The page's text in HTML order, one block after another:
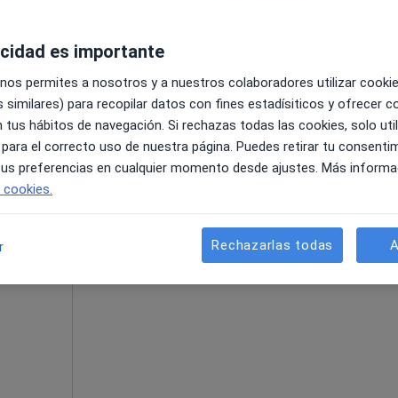
7, Barcelona •Mapa
60 €
La reserva de cita online no está
Pedir una cita
es importante
permites a nosotros y a nuestros colaboradores utilizar
similares) para recopilar datos con fines estadísiticos y ofrecer
tus hábitos de navegación. Si rechazas todas las cookies, solo
el correcto uso de nuestra página. Puedes retirar tu
preferencias en cualquier momento desde ajustes. Más
Rechazarlas todas